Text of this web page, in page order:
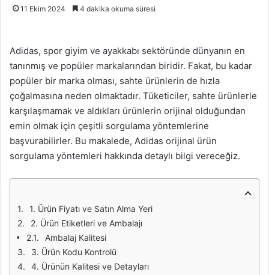
11 Ekim 2024 4 dakika okuma süresi
Adidas, spor giyim ve ayakkabı sektöründe dünyanın en
tanınmış ve popüler markalarından biridir. Fakat, bu kadar
popüler bir marka olması, sahte ürünlerin de hızla
çoğalmasına neden olmaktadır. Tüketiciler, sahte ürünlerle
karşılaşmamak ve aldıkları ürünlerin orijinal olduğundan
emin olmak için çeşitli sorgulama yöntemlerine
başvurabilirler. Bu makalede, Adidas orijinal ürün
sorgulama yöntemleri hakkında detaylı bilgi vereceğiz.
1. Ürün Fiyatı ve Satın Alma Yeri
2. Ürün Etiketleri ve Ambalajı
Ambalaj Kalitesi
3. Ürün Kodu Kontrolü
4. Ürünün Kalitesi ve Detayları